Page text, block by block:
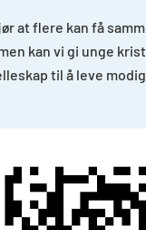
at flere kan få
kan vi gi unge
til å leve